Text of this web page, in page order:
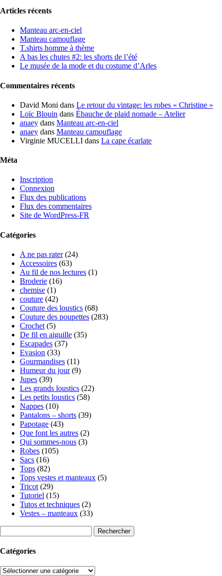
Articles récents
Manteau arc-en-ciel
Manteau camouflage
T.shirts homme à thème
A bas les chutes #2: les shorts de l’été
Le musée de la mode et du costume d’Arles
Commentaires récents
David Moni dans Le retour du vintage: les robes « Christine »
Loïc Blouin dans Ébauche de plaid nomade – Atelier
anaey dans Manteau arc-en-ciel
anaey dans Manteau camouflage
Virginie MUCELLI dans La cape écarlate
Méta
Inscription
Connexion
Flux des publications
Flux des commentaires
Site de WordPress-FR
Catégories
A ne pas rater(24)
Accessoires (63)
Au fil de nos lectures (1)
Broderie (16)
chemise (1)
couture (42)
Couture des loustics (68)
Couture des poupettes (283)
Crochet (5)
De fil en aiguille (35)
Escapades (37)
Evasion (33)
Gourmandises (11)
Humeur du jour(9)
Jupes (39)
Les grands loustics (22)
Les petits loustics (58)
Nappes (10)
Pantalons – shorts (39)
Papotage (43)
Que font les autres (2)
Qui sommes-nous (3)
Robes (105)
Sacs (16)
Tops (82)
Tops vestes et manteaux (5)
Tricot (29)
Tutoriel (15)
Tutos et techniques (2)
Vestes – manteaux (33)
Catégories
Catégories